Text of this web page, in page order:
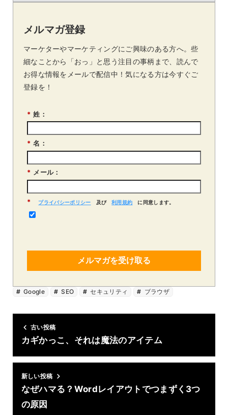
メルマガ登録
マーケターやマーケティングにご興味のある方へ。些
細なことから「おっ」と思う注目の事柄まで、読んで
お得な情報をメールで配信中！気になる方は今すぐご
登録を！
* 姓：
* 名：
* メール：
* プライバシーポリシー 及び 利用規約 に同意します。
メルマガを受け取る
Google SEO セキュリティ ブラウザ
古い投稿
カギかっこ、それは魔法のアイテム
新しい投稿
なぜハマる？Wordレイアウトでつまずく3つ
の原因